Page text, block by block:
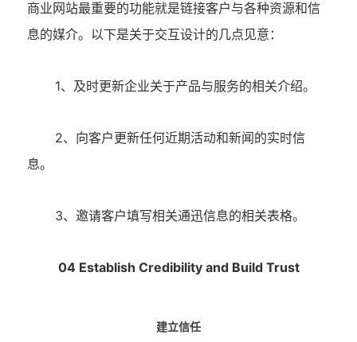
商业网站最重要的功能就是链接客户与各种资源和信
息的媒介。以下是关于交互设计的几点见意：
1、及时更新企业关于产品与服务的相关介绍。
2、向客户更新任何近期活动和新闻的实时信
息。
3、邀请客户填写相关通迅信息的相关表格。
04 Establish Credibility and Build Trust
建立信任